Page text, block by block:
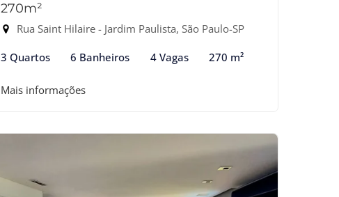
270m²
Rua Saint Hilaire - Jardim Paulista, São Paulo-SP
3 Quartos 6 Banheiros 4 Vagas 270 m²
Mais informações